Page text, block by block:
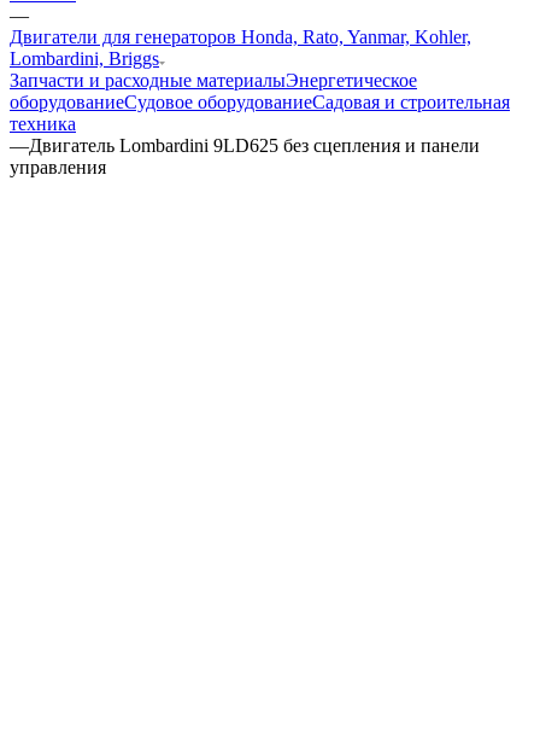
—
Двигатели для генераторов Honda, Rato, Yanmar, Kohler,
Lombardini, Briggs
Запчасти и расходные материалыЭнергетическое
оборудованиеСудовое оборудованиеСадовая и строительная
техника
—Двигатель Lombardini 9LD625 без сцепления и панели
управления